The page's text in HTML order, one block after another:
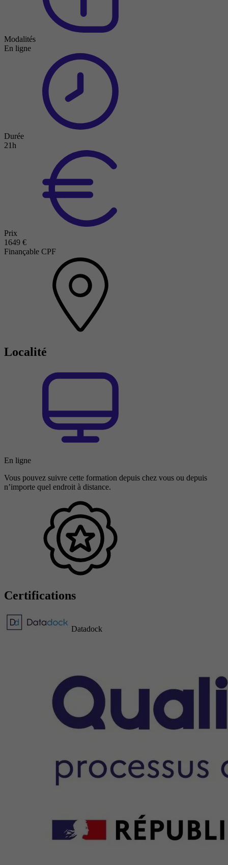
Modalités
En ligne
Durée
21h
Prix
1649 €
Finançable CPF
Localité
En ligne
Vous pouvez suivre cette formation depuis chez vous ou depuis
n’importe quel endroit à distance.
Certifications
Datadock